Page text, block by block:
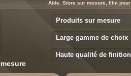
Aide. Store sur mesure, film
Produits sur mesure
Large gamme de choix
Haute qualité de finition